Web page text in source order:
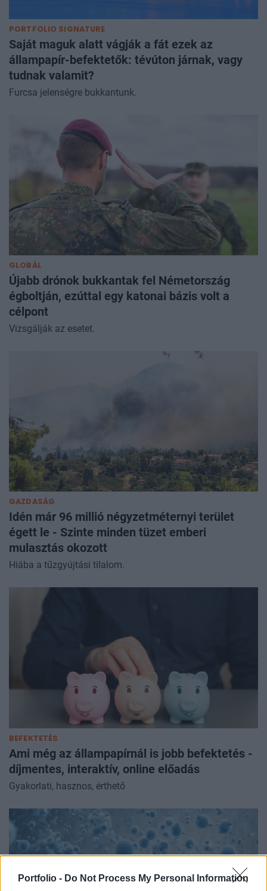
Portfolio - Do Not Process My Personal Information
PORTFOLIO SIGNATURE
Saját maguk alatt vágják a fát ezek az
állampapír-befektetők: tévúton járnak, vagy
tudnak valamit?
Furcsa jelenségre bukkantunk.
GLOBÁL
Újabb drónok bukkantak fel Németország
égboltján, ezúttal egy katonai bázis volt a
célpont
Vizsgálják az esetet.
GAZDASÁG
Idén már 96 millió négyzetméternyi terület
égett le - Szinte minden tüzet emberi
mulasztás okozott
Hiába a tűzgyújtási tilalom.
BEFEKTETÉS
Ami még az állampapírnál is jobb befektetés -
díjmentes, interaktív, online előadás
Gyakorlati, hasznos, érthető